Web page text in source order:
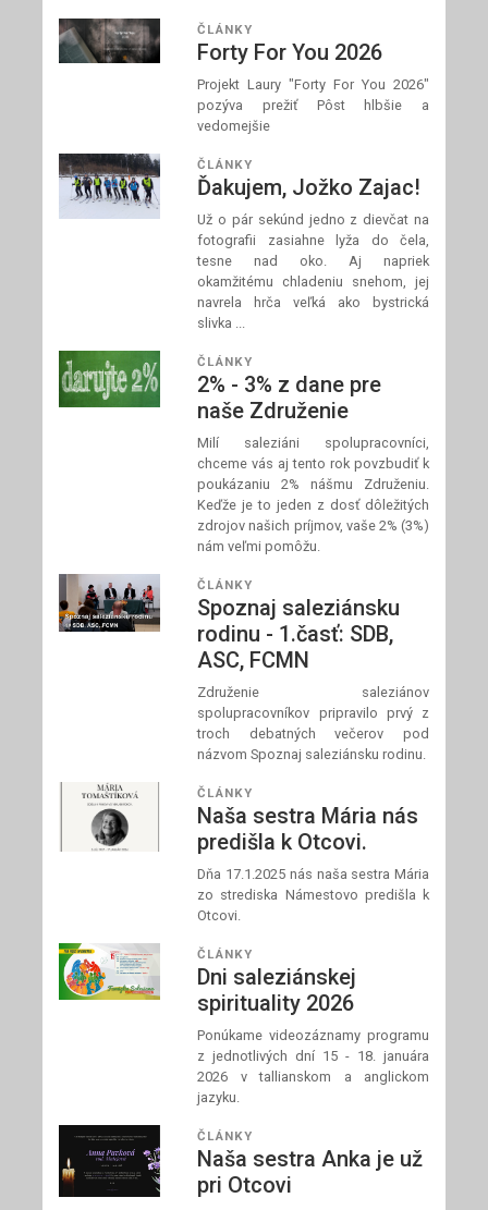
ČLÁNKY
Forty For You 2026
Projekt Laury "Forty For You 2026"
pozýva prežiť Pôst hlbšie a
vedomejšie
ČLÁNKY
Ďakujem, Jožko Zajac!
Už o pár sekúnd jedno z dievčat na
fotografii zasiahne lyža do čela,
tesne nad oko. Aj napriek
okamžitému chladeniu snehom, jej
navrela hrča veľká ako bystrická
slivka ...
ČLÁNKY
2% - 3% z dane pre
naše Združenie
Milí saleziáni spolupracovníci,
chceme vás aj tento rok povzbudiť k
poukázaniu 2% nášmu Združeniu.
Keďže je to jeden z dosť dôležitých
zdrojov našich príjmov, vaše 2% (3%)
nám veľmi pomôžu.
ČLÁNKY
Spoznaj saleziánsku
rodinu - 1.časť: SDB,
ASC, FCMN
Združenie saleziánov
spolupracovníkov pripravilo prvý z
troch debatných večerov pod
názvom Spoznaj saleziánsku rodinu.
ČLÁNKY
Naša sestra Mária nás
predišla k Otcovi.
Dňa 17.1.2025 nás naša sestra Mária
zo strediska Námestovo predišla k
Otcovi.
ČLÁNKY
Dni saleziánskej
spirituality 2026
Ponúkame videozáznamy programu
z jednotlivých dní 15 - 18. januára
2026 v tallianskom a anglickom
jazyku.
ČLÁNKY
Naša sestra Anka je už
pri Otcovi